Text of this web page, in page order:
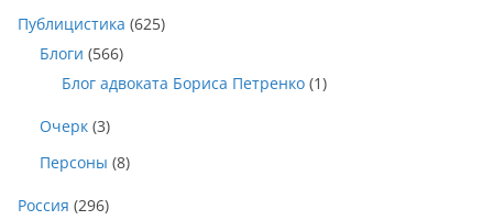
Публицистика (625)
Блоги (566)
Блог адвоката Бориса Петренко (1)
Очерк (3)
Персоны (8)
Россия (296)